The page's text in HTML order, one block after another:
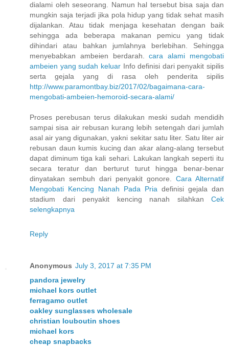
dialami oleh seseorang. Namun hal tersebut bisa saja dan
mungkin saja terjadi jika pola hidup yang tidak sehat masih
dijalankan. Atau tidak menjaga kesehatan dengan baik
sehingga ada beberapa makanan pemicu yang tidak
dihindari atau bahkan jumlahnya berlebihan. Sehingga
menyebabkan ambeien berdarah.cara alami mengobati
ambeien yang sudah keluarInfo definisi dari penyakit sipilis
serta gejala yang di rasa oleh penderita sipilis
http://www.paramontbay.biz/2017/02/bagaimana-cara-
mengobati-ambeien-hemoroid-secara-alami/
Proses perebusan terus dilakukan meski sudah mendidih
sampai sisa air rebusan kurang lebih setengah dari jumlah
asal air yang digunakan, yakni sekitar satu liter. Satu liter air
rebusan daun kumis kucing dan akar alang-alang tersebut
dapat diminum tiga kali sehari. Lakukan langkah seperti itu
secara teratur dan berturut turut hingga benar-benar
dinyatakan sembuh dari penyakit gonore. Cara Alternatif
Mengobati Kencing Nanah Pada Pria definisi gejala dan
stadium dari penyakit kencing nanah silahkan Cek
selengkapnya
Reply
Anonymous July 3, 2017 at 7:35 PM
pandora jewelry
michael kors outlet
ferragamo outlet
oakley sunglasses wholesale
christian louboutin shoes
michael kors
cheap snapbacks